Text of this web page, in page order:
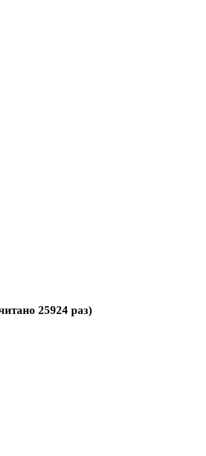
25924 раз)